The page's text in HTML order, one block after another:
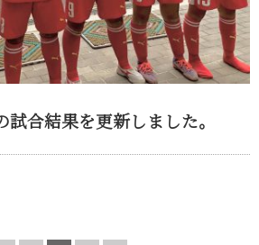
合結果を更新しました。